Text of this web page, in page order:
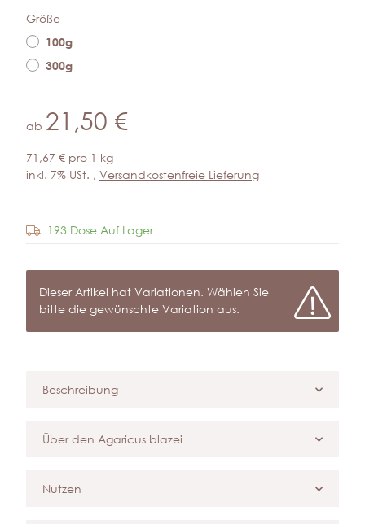
Größe
100g
300g
ab 21,50 €
71,67 € pro 1 kg
inkl. 7% USt. , Versandkostenfreie Lieferung
193 Dose Auf Lager
x
Dieser Artikel hat Variationen. Wählen Sie
bitte die gewünschte Variation aus.
Beschreibung
Über den Agaricus blazei
Nutzen